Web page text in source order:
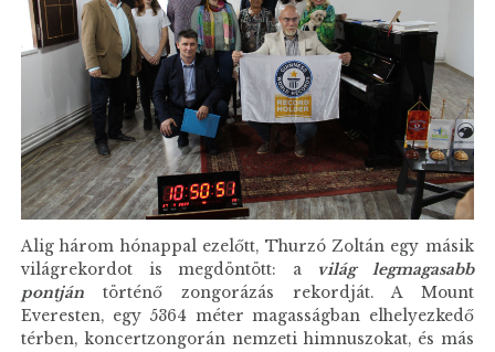
Alig három hónappal ezelőtt, Thurzó Zoltán egy másik
világrekordot is megdöntött: a
világ legmagasabb
pontján történő zongorázás rekordját. A Mount
Everesten, egy 5364 méter magasságban elhelyezkedő
térben, koncertzongorán nemzeti himnuszokat, és más